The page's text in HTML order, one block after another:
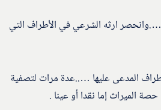
ارثه الشرعي في الأطراف التي
المدعى عليها …..عدة مرات لتصفية
الميراث إما نقدا أو عينا .